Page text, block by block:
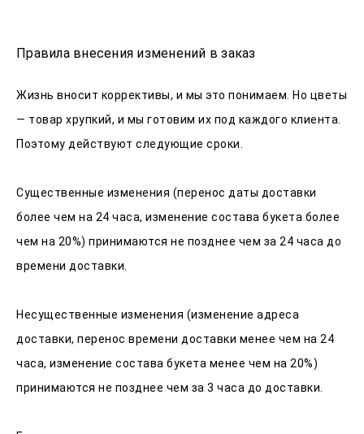
Правила внесения изменений в заказ
Жизнь вносит коррективы, и мы это понимаем. Но цветы
— товар хрупкий, и мы готовим их под каждого клиента.
Поэтому действуют следующие сроки.
Существенные изменения (перенос даты доставки
более чем на 24 часа, изменение состава букета более
чем на 20%) принимаются не позднее чем за 24 часа до
времени доставки.
Несущественные изменения (изменение адреса
доставки, перенос времени доставки менее чем на 24
часа, изменение состава букета менее чем на 20%)
принимаются не позднее чем за 3 часа до доставки.